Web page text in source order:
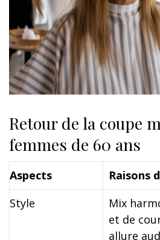
Retour de la coupe
femmes de 60 ans
Aspects
Raisons
Style
Mix
et de
allure